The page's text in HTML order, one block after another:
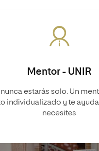
Mentor - UNIR
nunca estarás solo. Un
individualizado y te
necesites